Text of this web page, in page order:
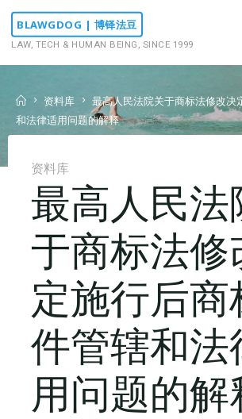
Skip
content
BLAWGDOG | 博铎法豆
LAW, TECH & HUMAN BEING, SINCE 1999
Home资料库
最高人民法院关于商标法修改决
和法律适用问题的解释
资料库
最高人民法
于商标法修
定施行后商
件管辖和法
用问题的解